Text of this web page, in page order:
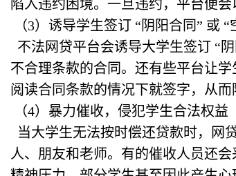
陷入违约困境。一旦违约，平台便
（3）诱导学生签订 “阴阳合同” 或 “
不法网贷平台会诱导大学生签订 “
不合理条款的合同。还有些平台让
阅读合同条款的情况下就签字，从
（4）暴力催收，侵犯学生合法权益
当大学生无法按时偿还贷款时，网
人、朋友和老师。有的催收人员还